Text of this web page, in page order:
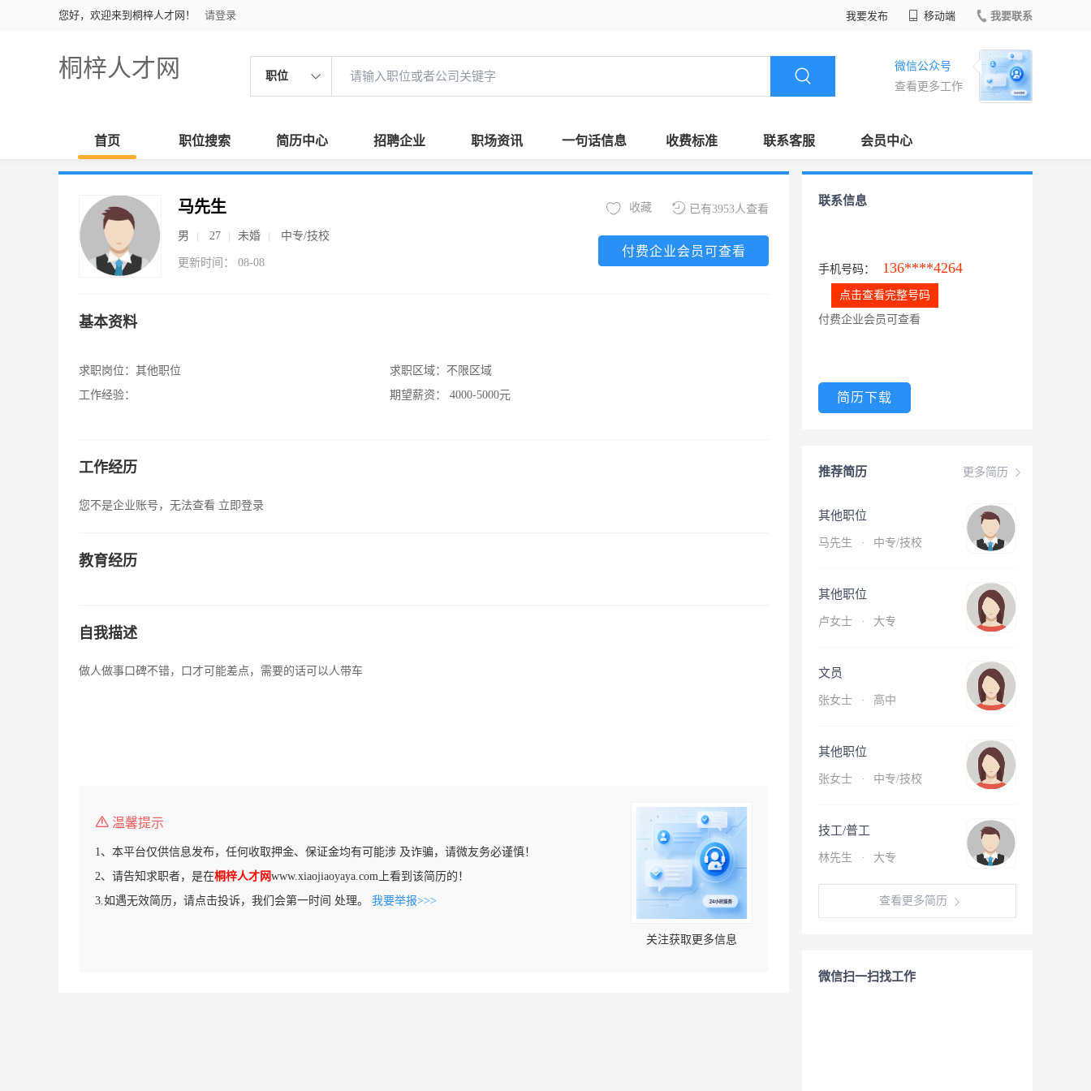
您好，欢迎来到桐梓人才网！ 请登录 我要发布 移动端 我要联系
桐梓人才网 职位
微信公众号
查看更多工作
首页 职位搜索 简历中心 招聘企业 职场资讯 一句话信息 收费标准 联系客服 会员中心
马先生
男 27 未婚 中专/技校
更新时间： 08-08
已有3953人查看
收藏
付费企业会员可查看
基本资料
求职岗位： 其他职位
工作经验：
求职区域： 不限区域
期望薪资：
4000-5000元
工作经历
您不是企业账号，无法查看 立即登录
教育经历
自我描述
做人做事口碑不错，口才可能差点，需要的话可以人带车
温馨提示
1、本平台仅供信息发布，任何收取押金、保证金均有可能涉 及诈骗，请微友务必谨慎！
2、请告知求职者，是在桐梓人才网www.xiaojiaoyaya.com上看到该简历的！
3.如遇无效简历，请点击投诉，我们会第一时间 处理。 我要举报>>>
关注获取更多信息
联系信息
手机号码： 136****4264
点击查看完整号码
付费企业会员可查看
简历下载
更多简历
推荐简历
其他职位
马先生 · 中专/技校
其他职位
卢女士 · 大专
文员
张女士 · 高中
其他职位
张女士 · 中专/技校
技工/普工
林先生 · 大专
查看更多简历
微信扫一扫找工作